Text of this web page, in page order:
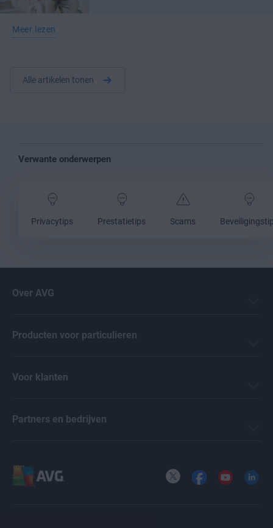
Meer lezen
Alle artikelen tonen
Verwante onderwerpen
Privacytips Prestatietips Scams
Over AVG
Producten voor particulieren
Voor klanten
Partners en bedrijven